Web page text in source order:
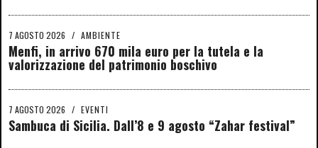
7 AGOSTO 2026 / AMBIENTE
Menfi, in arrivo 670 mila euro per la tutela e la
valorizzazione del patrimonio boschivo
7 AGOSTO 2026 / EVENTI
Sambuca di Sicilia. Dall’8 e 9 agosto “Zahar festival”